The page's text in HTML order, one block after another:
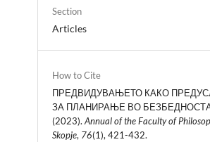
Section
Articles
How to Cite
ПРЕДВИДУВАЊЕТО КАКО
ЗА ПЛАНИРАЊЕ ВО
(2023).Annual of the Faculty of
Skopje, 76(1), 421-432.